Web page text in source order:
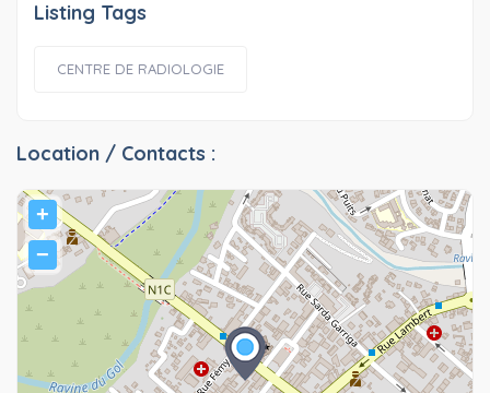
Listing Tags
CENTRE DE RADIOLOGIE
Location / Contacts :
+
−